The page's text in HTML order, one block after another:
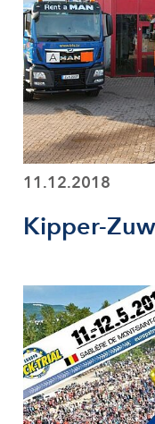
11.12.2018
Kipper-